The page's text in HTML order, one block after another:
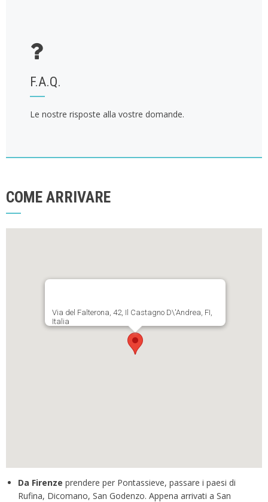
F.A.Q.
Le nostre risposte alla vostre domande.
COME ARRIVARE
Via del Falterona, 42, Il Castagno D\'Andrea, FI,
Italia
Da Firenze prendere per Pontassieve, passare i paesi di
Rufina, Dicomano, San Godenzo. Appena arrivati a San